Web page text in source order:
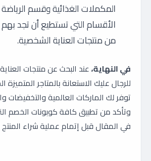
المكملات الغذائية وقسم
الأقسام التي تستطيع أن تجد
من منتجات العناية الشخصية.
في النهاية،عند البحث عن منتجات
للرجال عليك الاستعانة بالمتاجر المتميزة
توفر لك الماركات العالمية والتخفيضات
وتأكد من تطبيق كافة كوبونات الخصم
في المقال قبل إتمام عملية شراء المنتج